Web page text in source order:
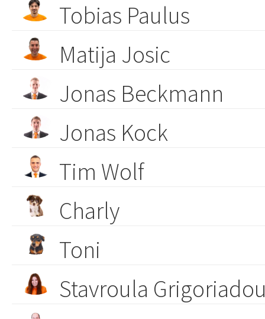
Tobias Paulus
Matija Josic
Jonas Beckmann
Jonas Kock
Tim Wolf
Charly
Toni
Stavroula